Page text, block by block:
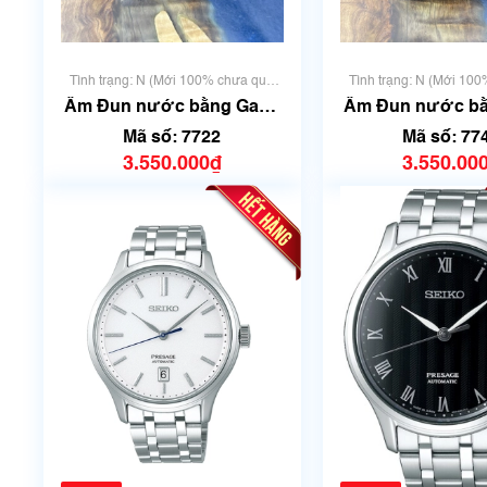
Tình trạng: N (Mới 100% chưa qua
sử dụng)
Ấm Đun nước bằng Gang
Nambu | Dung tích 1.2L |Mã số: 7722
3.550.000₫
Tình trạng: N (Mới
sử dụng)
Ấm Đun nước
Nambu | Dung tích 1.6L |Mã số: